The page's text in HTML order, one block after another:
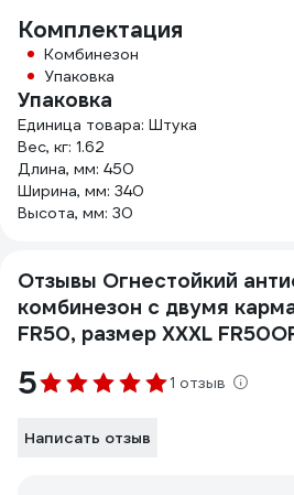
Комплектация
Комбинезон
Упаковка
Упаковка
Единица товара: Штука
Вес, кг: 1.62
Длина, мм: 450
Ширина, мм: 340
Высота, мм: 30
Отзывы Огнестойкий
комбинезон с двумя
FR50, размер XXXL
5 1 отзыв
Написать отзыв